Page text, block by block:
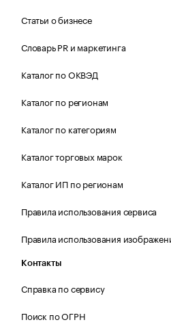
Статьи о бизнесе
Словарь PR и маркетинга
Каталог по ОКВЭД
Каталог по регионам
Каталог по категориям
Каталог торговых марок
Каталог ИП по регионам
Правила использования сервиса
Правила использования
Контакты
Справка по сервису
Поиск по ОГРН